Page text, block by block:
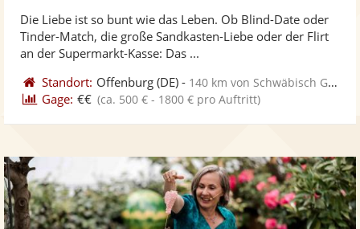
5
Die Liebe ist so bunt wie das Leben. Ob Blind-Date oder
Tinder-Match, die große Sandkasten-Liebe oder der Flirt
an der Supermarkt-Kasse: Das ...
Standort: Offenburg (DE) - 140 km von Schwäbisch Gmünd
Gage: €€ (ca. 500 € - 1800 € pro Auftritt)